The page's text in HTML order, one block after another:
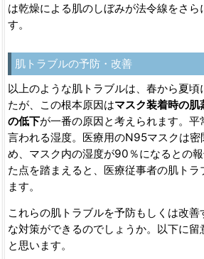
は乾燥による肌のしぼみが法令線をさら
す。
肌トラブルの予防・改善
以上のような肌トラブルは、春から夏頃
たが、この根本原因はマスク装着時の
の低下が一番の原因と考えられます。
言われる湿度。医療用のN95マスクは密
め、マスク内の湿度が90％になるとの
た点を踏まえると、医療従事者の肌ト
ます。
これらの肌トラブルを予防もしくは改善
な対策ができるのでしょうか。以下に
と思います。